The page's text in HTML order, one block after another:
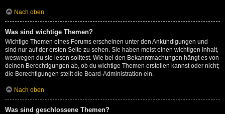
Nach oben
Was sind wichtige Themen?
Wichtige Themen eines Forums erscheinen unter den Ankündigungen und
sind nur auf der ersten Seite zu sehen. Sie haben meist einen wichtigen Inhalt,
weswegen du sie lesen solltest. Wie bei den Bekanntmachungen hängt es von
deinen Berechtigungen ab, ob du wichtige Themen erstellen kannst oder nicht;
die Berechtigungen stellt die Board-Administration ein.
Nach oben
Was sind geschlossene Themen?